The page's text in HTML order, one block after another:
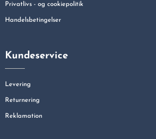
Privatlivs - og cookiepolitik
Handelsbetingelser
Kundeservice
Levering
Returnering
Reklamation